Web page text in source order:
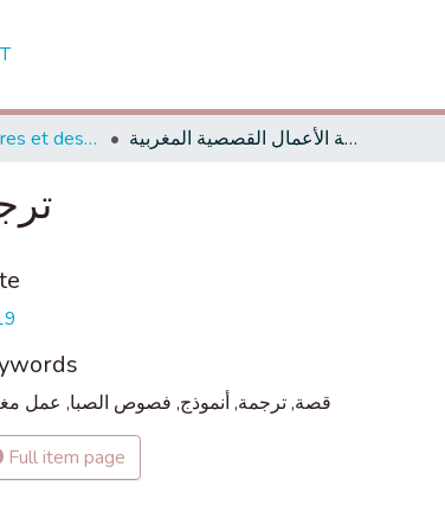
Faculté des Lettres et des Sciences Humaines - Dhar El Mahraz - Fès ترجمة الأعمال القصصية المغربية
قصة,ترجمة, أنموذج, فصوص الصبا, عمل
Full item page